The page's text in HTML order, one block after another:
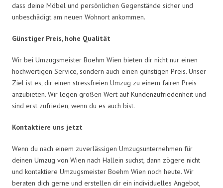
dass deine Möbel und persönlichen Gegenstände sicher und
unbeschädigt am neuen Wohnort ankommen.
Günstiger Preis, hohe Qualität
Wir bei Umzugsmeister Boehm Wien bieten dir nicht nur einen
hochwertigen Service, sondern auch einen günstigen Preis. Unser
Ziel ist es, dir einen stressfreien Umzug zu einem fairen Preis
anzubieten. Wir legen großen Wert auf Kundenzufriedenheit und
sind erst zufrieden, wenn du es auch bist.
Kontaktiere uns jetzt
Wenn du nach einem zuverlässigen Umzugsunternehmen für
deinen Umzug von Wien nach Hallein suchst, dann zögere nicht
und kontaktiere Umzugsmeister Boehm Wien noch heute. Wir
beraten dich gerne und erstellen dir ein individuelles Angebot,